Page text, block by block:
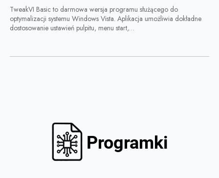
TweakVI Basic to darmowa wersja programu służącego do
optymalizacji systemu Windows Vista. Aplikacja umożliwia dokładne
dostosowanie ustawień pulpitu, menu start,…